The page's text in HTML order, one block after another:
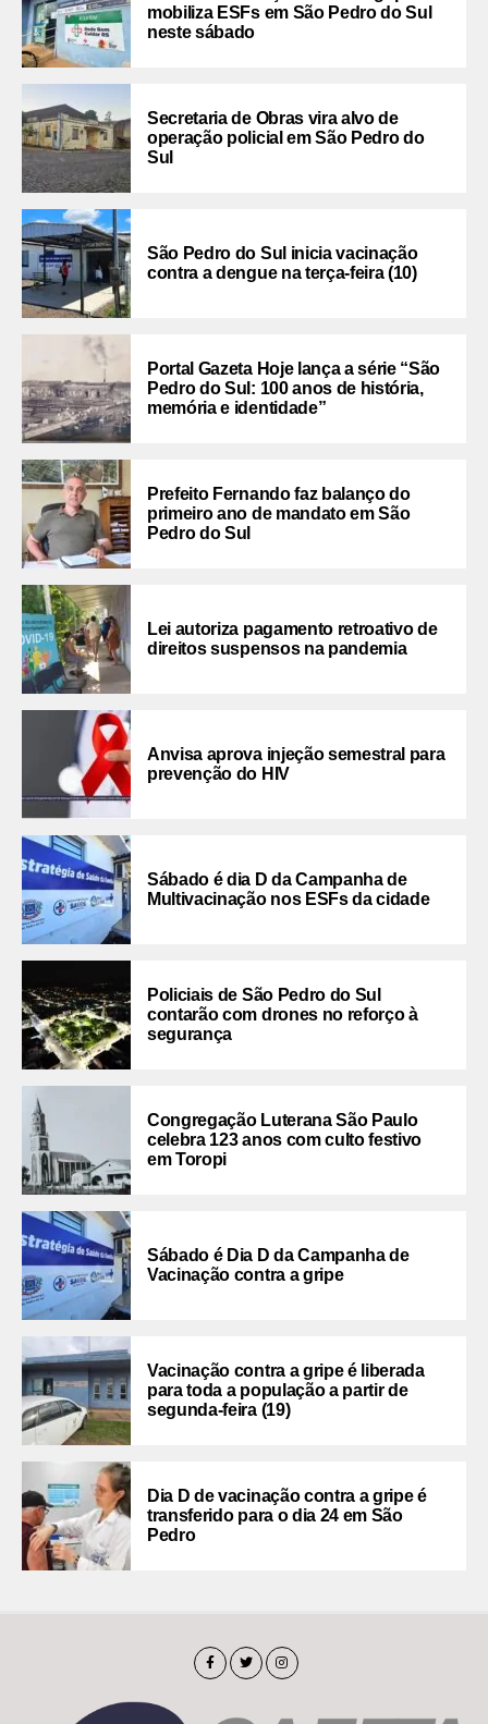
mobiliza ESFs em São Pedro do Sul
neste sábado
Secretaria de Obras vira alvo de
operação policial em São Pedro do
Sul
São Pedro do Sul inicia vacinação
contra a dengue na terça-feira (10)
Portal Gazeta Hoje lança a série “São
Pedro do Sul: 100 anos de história,
memória e identidade”
Prefeito Fernando faz balanço do
primeiro ano de mandato em São
Pedro do Sul
Lei autoriza pagamento retroativo de
direitos suspensos na pandemia
Anvisa aprova injeção semestral para
prevenção do HIV
Sábado é dia D da Campanha de
Multivacinação nos ESFs da cidade
Policiais de São Pedro do Sul
contarão com drones no reforço à
segurança
Congregação Luterana São Paulo
celebra 123 anos com culto festivo
em Toropi
Sábado é Dia D da Campanha de
Vacinação contra a gripe
Vacinação contra a gripe é liberada
para toda a população a partir de
segunda-feira (19)
Dia D de vacinação contra a gripe é
transferido para o dia 24 em São
Pedro